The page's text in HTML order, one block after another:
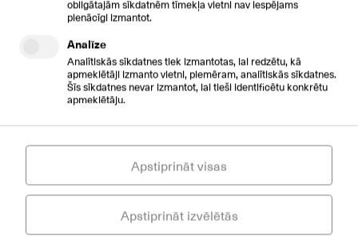
SMS API
obligātajām sīkdatnēm tīmekļa vietni nav iespējams
pienācīgi izmantot.
Analīze
Analītiskās sīkdatnes tiek izmantotas, lai redzētu, kā
apmeklētāji izmanto vietni, piemēram, analītiskās sīkdatnes.
Šīs sīkdatnes nevar izmantot, lai tieši identificētu konkrētu
apmeklētāju.
Apstiprināt izvēlētās
Apstiprināt visas